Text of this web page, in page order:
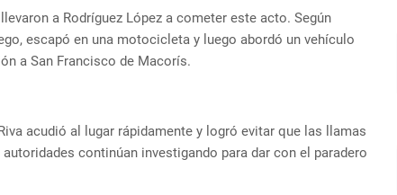
a Rodríguez López a cometer este acto. Según
escapó en una motocicleta y luego abordó un vehículo
a San Francisco de Macorís.
acudió al lugar rápidamente y logró evitar que las llamas
continúan investigando para dar con el paradero